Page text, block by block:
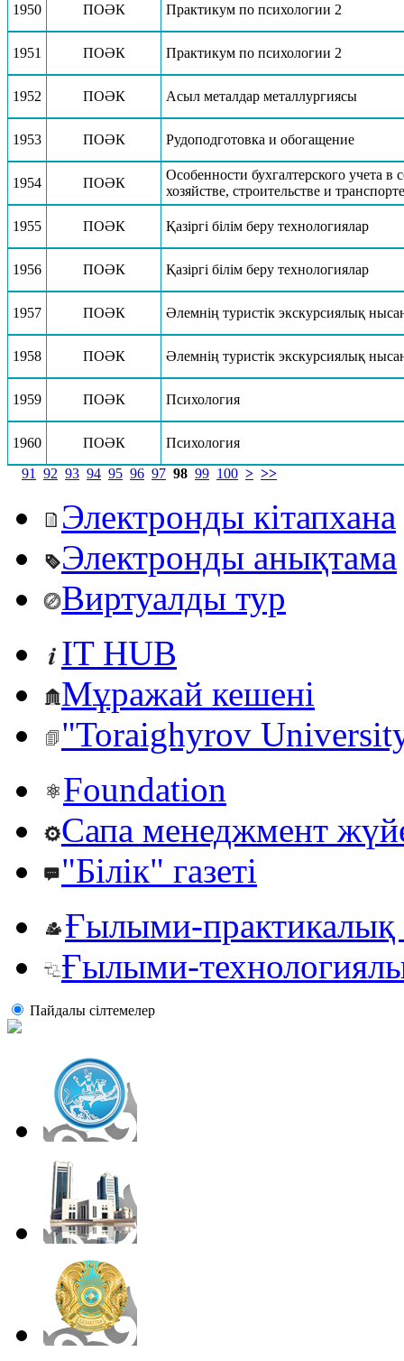
1950 ПОӘК Практикум по психологии 2
1951 ПОӘК Практикум по психологии 2
1952 ПОӘК Асыл металдар металлургиясы
1953 ПОӘК Рудоподготовка и обогащение
1954 ПОӘК
Особенности бухгалтерского учета в
хозяйстве, строительстве и транспорте
1955 ПОӘК Қазіргі білім беру технологиялар
1956 ПОӘК Қазіргі білім беру технологиялар
1957 ПОӘК Әлемнің туристік экскурсиялық
1958 ПОӘК Әлемнің туристік экскурсиялық
1959 ПОӘК Психология
1960 ПОӘК
Психология
91
92 93 94 95 96 97 98 99 100 > >>
Электронды кітапхана
Электронды анықтама
Виртуалды тур
IT HUB
Мұражай кешені
"Toraighyrov
Foundation
Сапа менеджмент
"Білік" газеті
Ғылыми-практикалық
Ғылыми-
Пайдалы сiлтемелер